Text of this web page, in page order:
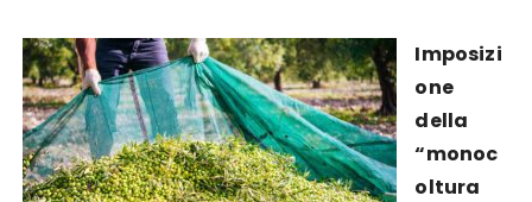
Imposizi
one
della
“monoc
oltura